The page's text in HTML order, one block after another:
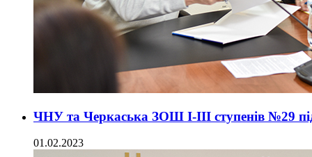
ЧНУ та Черкаська ЗОШ І-ІІІ ступенів №29
01.02.2023